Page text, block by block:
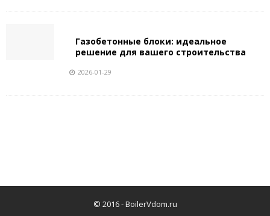
Газобетонные блоки: идеальное
решение для вашего строительства
2026-01-29
© 2016 -BoilerVdom.ru